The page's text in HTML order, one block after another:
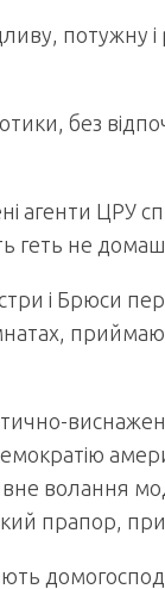
потужну
без
агенти ЦРУ
геть не
і Брюси
волання
прапор,